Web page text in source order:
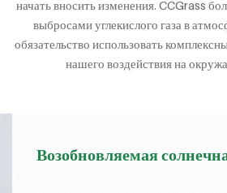
начать вносить изменения. CCGrass
выбросами углекислого газа в
обязательство использовать
нашего воздействия на
Возобновляемая